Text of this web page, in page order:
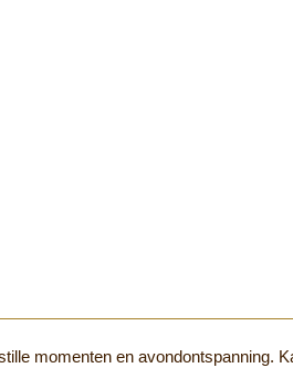
momenten en avondontspanning.